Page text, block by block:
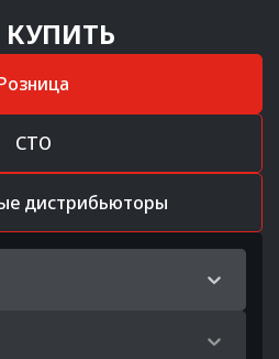
КУПИТЬ
СТО
дистрибьюторы